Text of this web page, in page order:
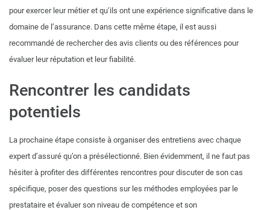
pour exercer leur métier et qu’ils ont une expérience significative dans le
domaine de l’assurance. Dans cette même étape, il est aussi
recommandé de rechercher des avis clients ou des références pour
évaluer leur réputation et leur fiabilité.
Rencontrer les candidats
potentiels
La prochaine étape consiste à organiser des entretiens avec chaque
expert d’assuré qu’on a présélectionné. Bien évidemment, il ne faut pas
hésiter à profiter des différentes rencontres pour discuter de son cas
spécifique, poser des questions sur les méthodes employées par le
prestataire et évaluer son niveau de compétence et son